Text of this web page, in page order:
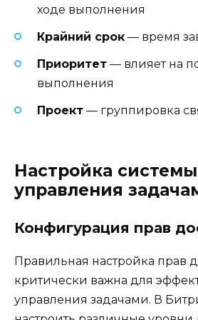
ходе выполнения
Крайний срок — время
Приоритет — влияет на
выполнения
Проект — группировка
Настройка системы
управления
Конфигурация прав
Правильная настройка прав
критически важна для
управления задачами. В